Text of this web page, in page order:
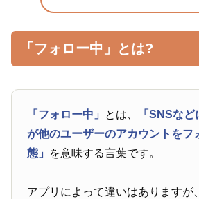
「フォロー中」とは?
「フォロー中」 とは、
「SNSな
が他のユーザーのアカウントをフ
態」 を意味する言葉です。
アプリによって違いはありますが